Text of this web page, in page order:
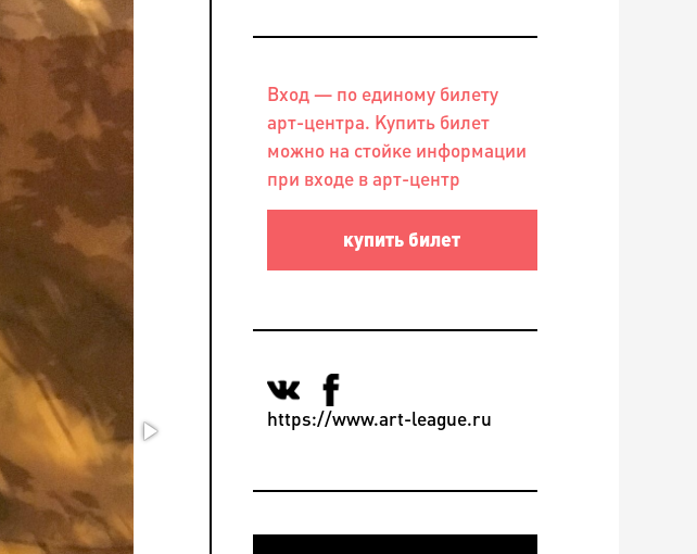
Вход — по единому билету
арт-центра. Купить билет
можно на стойке информации
при входе в арт-центр
купить билет
https://www.art-league.ru